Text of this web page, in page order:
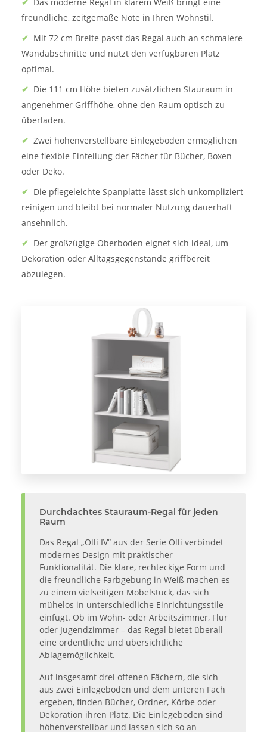
freundliche, zeitgemäße Note in Ihren Wohnstil.
✔ Mit 72 cm Breite passt das Regal auch an schmalere
Wandabschnitte und nutzt den verfügbaren Platz
optimal.
✔ Die 111 cm Höhe bieten zusätzlichen Stauraum in
angenehmer Griffhöhe, ohne den Raum optisch zu
überladen.
✔ Zwei höhenverstellbare Einlegeböden ermöglichen
eine flexible Einteilung der Fächer für Bücher, Boxen
oder Deko.
✔ Die pflegeleichte Spanplatte lässt sich unkompliziert
reinigen und bleibt bei normaler Nutzung dauerhaft
ansehnlich.
✔ Der großzügige Oberboden eignet sich ideal, um
Dekoration oder Alltagsgegenstände griffbereit
abzulegen.
Durchdachtes Stauraum-Regal für jeden
Raum
Das Regal „Olli IV“ aus der Serie Olli verbindet
modernes Design mit praktischer
Funktionalität. Die klare, rechteckige Form und
die freundliche Farbgebung in Weiß machen es
zu einem vielseitigen Möbelstück, das sich
mühelos in unterschiedliche Einrichtungsstile
einfügt. Ob im Wohn- oder Arbeitszimmer, Flur
oder Jugendzimmer – das Regal bietet überall
eine ordentliche und übersichtliche
Ablagemöglichkeit.
Auf insgesamt drei offenen Fächern, die sich
aus zwei Einlegeböden und dem unteren Fach
ergeben, finden Bücher, Ordner, Körbe oder
Dekoration ihren Platz. Die Einlegeböden sind
höhenverstellbar und lassen sich so an